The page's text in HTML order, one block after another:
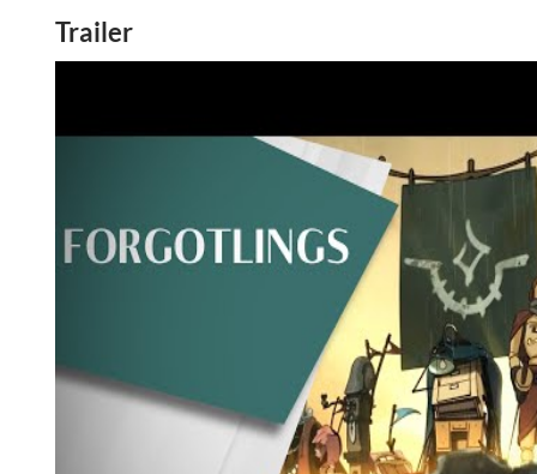
Trailer